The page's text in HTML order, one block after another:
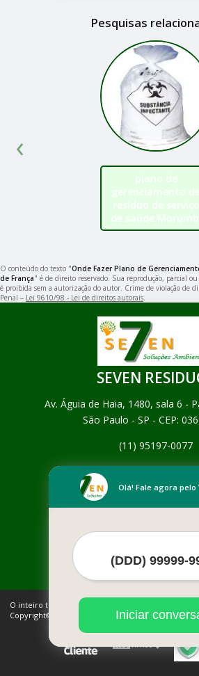
Pesquisas
plano de
gerenciamento de
resíduo de serviço
de saúde
‹
O conteúdo do texto "Onde Fazer Plano de
de França" é de direito reservado. Sua reprodução, parcial
é proibida sem a autorização do autor. Crime de violação de
Penal – Lei 9610/98 - Lei de direitos autorais
SEVEN
Av. Águia de Haia, 1480, sala 6 -
São Paulo - SP - CEP:
(11) 95197-0077
Empresa
Contato
Mais Serviços
O inteiro teor deste site está sujeito à proteção de
Copyright© SEVEN RESIDUOS (Lei 9610 de 19/02/
Olá! Fale agora pelo
Iniciar